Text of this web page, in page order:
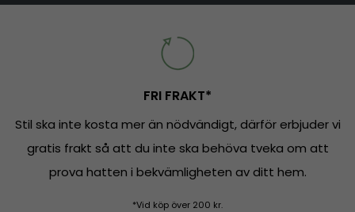
FRI FRAKT*
Stil ska inte kosta mer än nödvändigt, därför erbjuder vi
gratis frakt så att du inte ska behöva tveka om att
prova hatten i bekvämligheten av ditt hem.
*Vid köp över 200 kr.